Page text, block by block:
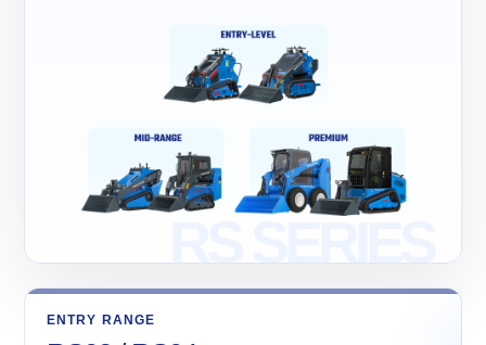
ENTRY RANGE